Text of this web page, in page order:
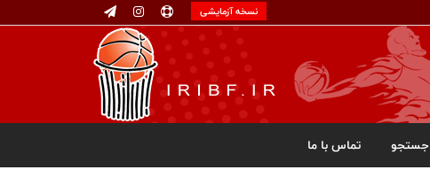
نسخه آزمایشی
جستجو تماس با ما